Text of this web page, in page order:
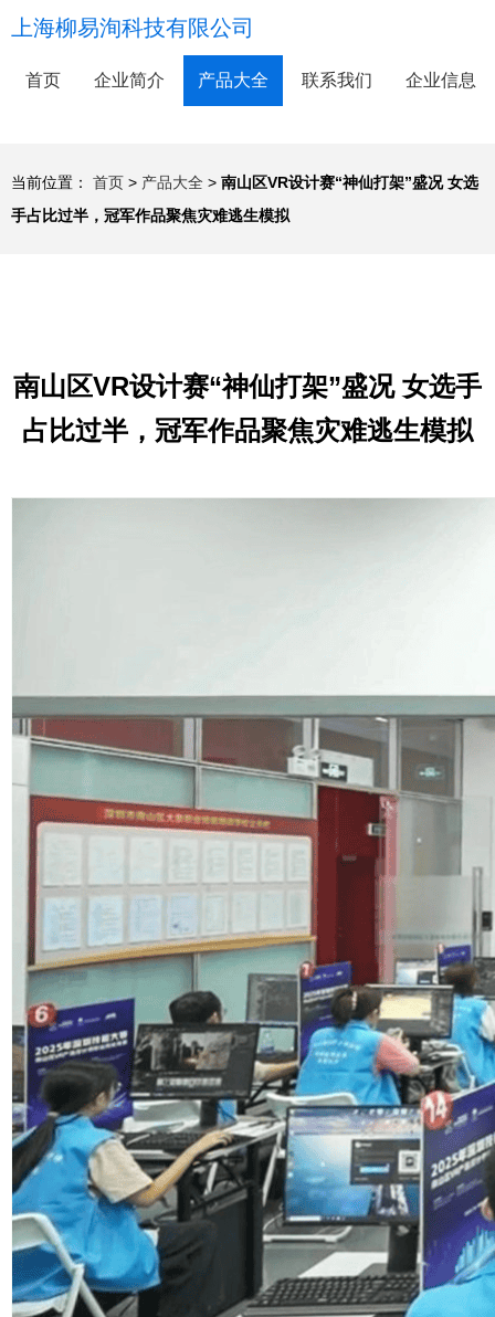
上海柳易洵科技有限公司
首页 企业简介 产品大全 联系我们 企业信息
当前位置： 首页 > 产品大全 > 南山区VR设计赛“神仙打架”盛况 女选
手占比过半，冠军作品聚焦灾难逃生模拟
南山区VR设计赛“神仙打架”盛况 女选手
占比过半，冠军作品聚焦灾难逃生模拟